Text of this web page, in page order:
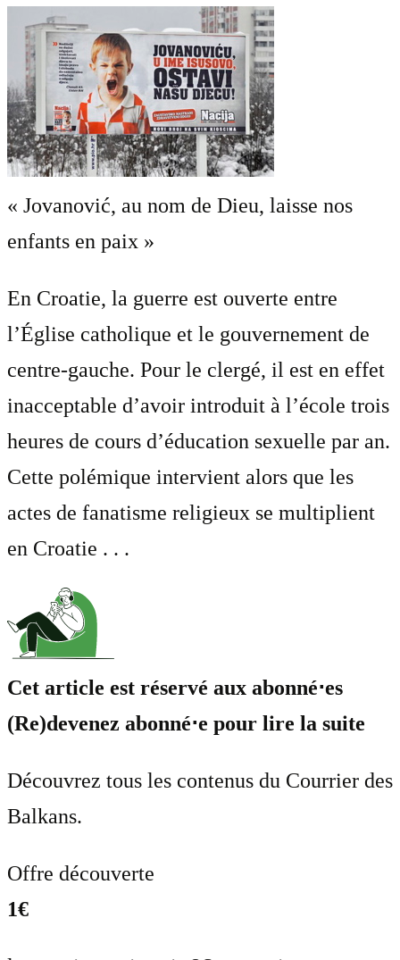
« Jovanović, au nom de Dieu, laisse nos
enfants en paix »
En Croatie, la guerre est ouverte entre
l’Église catholique et le gouvernement de
centre-gauche. Pour le clergé, il est en effet
inacceptable d’avoir introduit à l’école trois
heures de cours d’éducation sexuelle par an.
Cette polémique intervient alors que les
actes de fanatisme religieux se multiplient
en Croatie . . .
Cet article est réservé aux abonné⋅es
(Re)devenez abonné⋅e pour lire la suite
Découvrez tous les contenus du Courrier des
Balkans.
Offre découverte
1€